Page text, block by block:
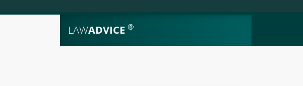
LAWADVICE ®